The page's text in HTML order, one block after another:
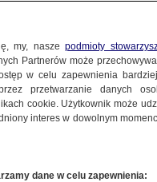
o kogo
my, naszepodmioty
Partnerów może
w celu zapewnienia
przetwarzanie danych
cookie. Użytkownik może
interes w dowolnym
dane w celu zapewnienia: